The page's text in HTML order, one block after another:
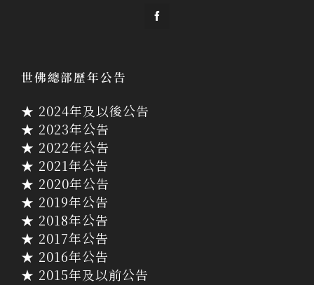
世佛總部歷年公告
★ 2024年及以後公告
★ 2023年公告
★ 2022年公告
★ 2021年公告
★ 2020年公告
★ 2019年公告
★ 2018年公告
★ 2017年公告
★ 2016年公告
★ 2015年及以前公告